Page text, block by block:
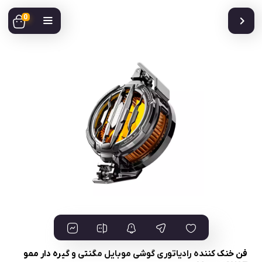
0
فن خنک کننده رادیاتوری گوشی موبایل مگنتی و گیره دار ممو